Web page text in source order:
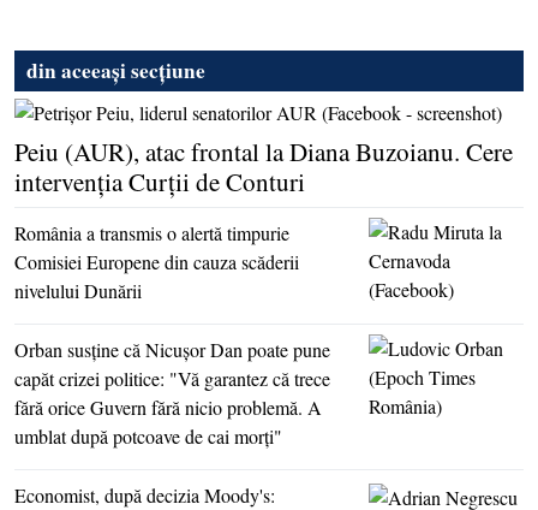
din aceeași secțiune
Peiu (AUR), atac frontal la Diana Buzoianu. Cere
intervenţia Curţii de Conturi
România a transmis o alertă timpurie
Comisiei Europene din cauza scăderii
nivelului Dunării
Orban susţine că Nicuşor Dan poate pune
capăt crizei politice: "Vă garantez că trece
fără orice Guvern fără nicio problemă. A
umblat după potcoave de cai morţi"
Economist, după decizia Moody's: